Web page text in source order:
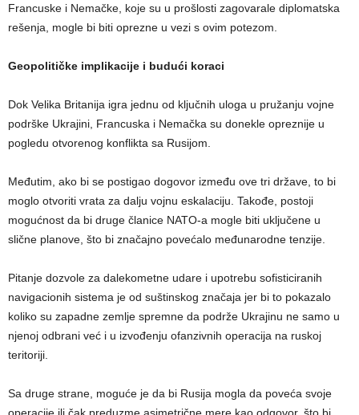
Francuske i Nemačke, koje su u prošlosti zagovarale diplomatska
rešenja, mogle bi biti oprezne u vezi s ovim potezom.
Geopolitičke implikacije i budući koraci
Dok Velika Britanija igra jednu od ključnih uloga u pružanju vojne
podrške Ukrajini, Francuska i Nemačka su donekle opreznije u
pogledu otvorenog konflikta sa Rusijom.
Međutim, ako bi se postigao dogovor između ove tri države, to bi
moglo otvoriti vrata za dalju vojnu eskalaciju. Takođe, postoji
mogućnost da bi druge članice NATO-a mogle biti uključene u
slične planove, što bi značajno povećalo međunarodne tenzije.
Pitanje dozvole za dalekometne udare i upotrebu sofisticiranih
navigacionih sistema je od suštinskog značaja jer bi to pokazalo
koliko su zapadne zemlje spremne da podrže Ukrajinu ne samo u
njenoj odbrani već i u izvođenju ofanzivnih operacija na ruskoj
teritoriji.
Sa druge strane, moguće je da bi Rusija mogla da poveća svoje
operacije ili čak preduzme asimetrične mere kao odgovor, što bi